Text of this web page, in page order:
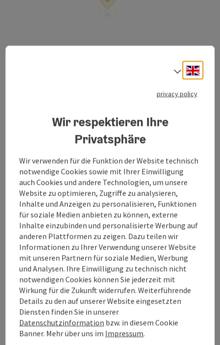
open inOpen in
Contact
Opening hours
Arrival
Accessibility
save post Print article
Select
privacy policy
Wir respektieren Ihre
Privatsphäre
Wir verwenden für die Funktion der Website technisch
notwendige Cookies sowie mit Ihrer Einwilligung
auch Cookies und andere Technologien, um unsere
Website zu optimieren, Zugriffe zu analysieren,
Inhalte und Anzeigen zu personalisieren, Funktionen
für soziale Medien anbieten zu können, externe
Inhalte einzubinden und personalisierte Werbung auf
anderen Plattformen zu zeigen. Dazu teilen wir
Informationen zu Ihrer Verwendung unserer Website
mit unseren Partnern für soziale Medien, Werbung
und Analysen. Ihre Einwilligung zu technisch nicht
notwendigen Cookies können Sie jederzeit mit
Wirkung für die Zukunft widerrufen. Weiterführende
Details zu den auf unserer Website eingesetzten
Diensten finden Sie in unserer
Datenschutzinformation bzw. in diesem Cookie
Banner. Mehr über uns im Impressum.